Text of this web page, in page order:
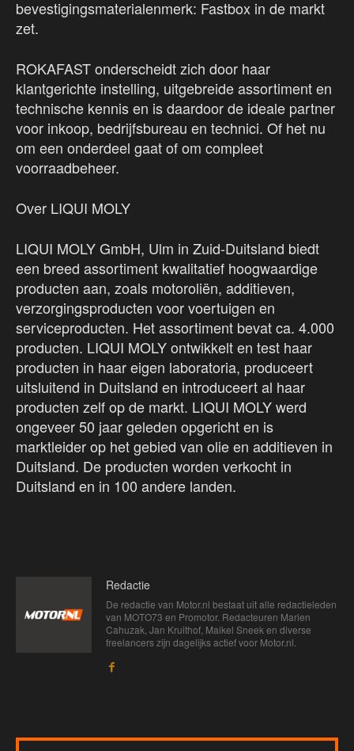
bevestigingsmaterialenmerk: Fastbox in de markt
zet.
ROKAFAST onderscheidt zich door haar
klantgerichte instelling, uitgebreide assortiment en
technische kennis en is daardoor de ideale partner
voor inkoop, bedrijfsbureau en technici. Of het nu
om een onderdeel gaat of om compleet
voorraadbeheer.
Over LIQUI MOLY
LIQUI MOLY GmbH, Ulm in Zuid-Duitsland biedt
een breed assortiment kwalitatief hoogwaardige
producten aan, zoals motoroliën, additieven,
verzorgingsproducten voor voertuigen en
serviceproducten. Het assortiment bevat ca. 4.000
producten. LIQUI MOLY ontwikkelt en test haar
producten in haar eigen laboratoria, produceert
uitsluitend in Duitsland en introduceert al haar
producten zelf op de markt. LIQUI MOLY werd
ongeveer 50 jaar geleden opgericht en is
marktleider op het gebied van olie en additieven in
Duitsland. De producten worden verkocht in
Duitsland en in 100 andere landen.
Redactie
De redactie van Motor.nl bestaat uit alle redactieleden
van MOTO73 en Promotor. Redacteuren Marien
Cahuzak, Jan Kruithof, Maikel Sneek en diverse
freelancers zijn dagelijks actief voor Motor.nl.